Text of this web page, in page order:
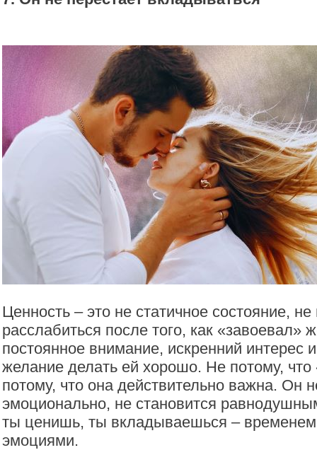
Ценность – это не статичное состояние,
расслабиться после того, как «завоевал»
постоянное внимание, искренний интерес
желание делать ей хорошо. Не потому, что
потому, что она действительно важна. Он
эмоционально, не становится
ты ценишь, ты вкладываешься –
эмоциями.